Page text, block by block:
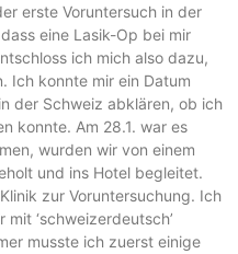
erste Voruntersuch in der
eine Lasik-Op bei mir
ich mich also dazu,
Ich konnte mir ein Datum
der Schweiz abklären, ob ich
konnte. Am 28.1. war es
wurden wir von einem
und ins Hotel begleitet.
zur Voruntersuchung. Ich
‘schweizerdeutsch’
musste ich zuerst einige